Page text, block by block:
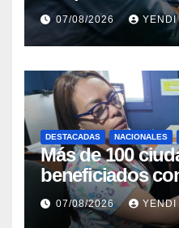
Guárico
07/08/2026 YENDI
DESTACADAS NACIONALES
Más de 100
beneficiados
prótesis
Rehabilitación
07/08/2026 YENDI